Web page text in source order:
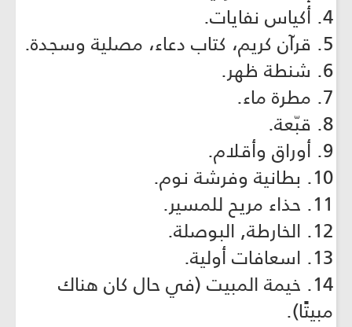
4. أكياس نفايات.
5. قرآن كريم، كتاب دعاء، مصلية وسجدة.
6. شنطة ظهر.
7. مطرة ماء.
8. قبّعة.
9. أوراق وأقلام.
10. بطانية وفرشة نوم.
11. حذاء مريح للمسير.
12. الخارطة, البوصلة.
13. اسعافات أولية.
14. خيمة المبيت (في حال كان هناك
مبيتًا).